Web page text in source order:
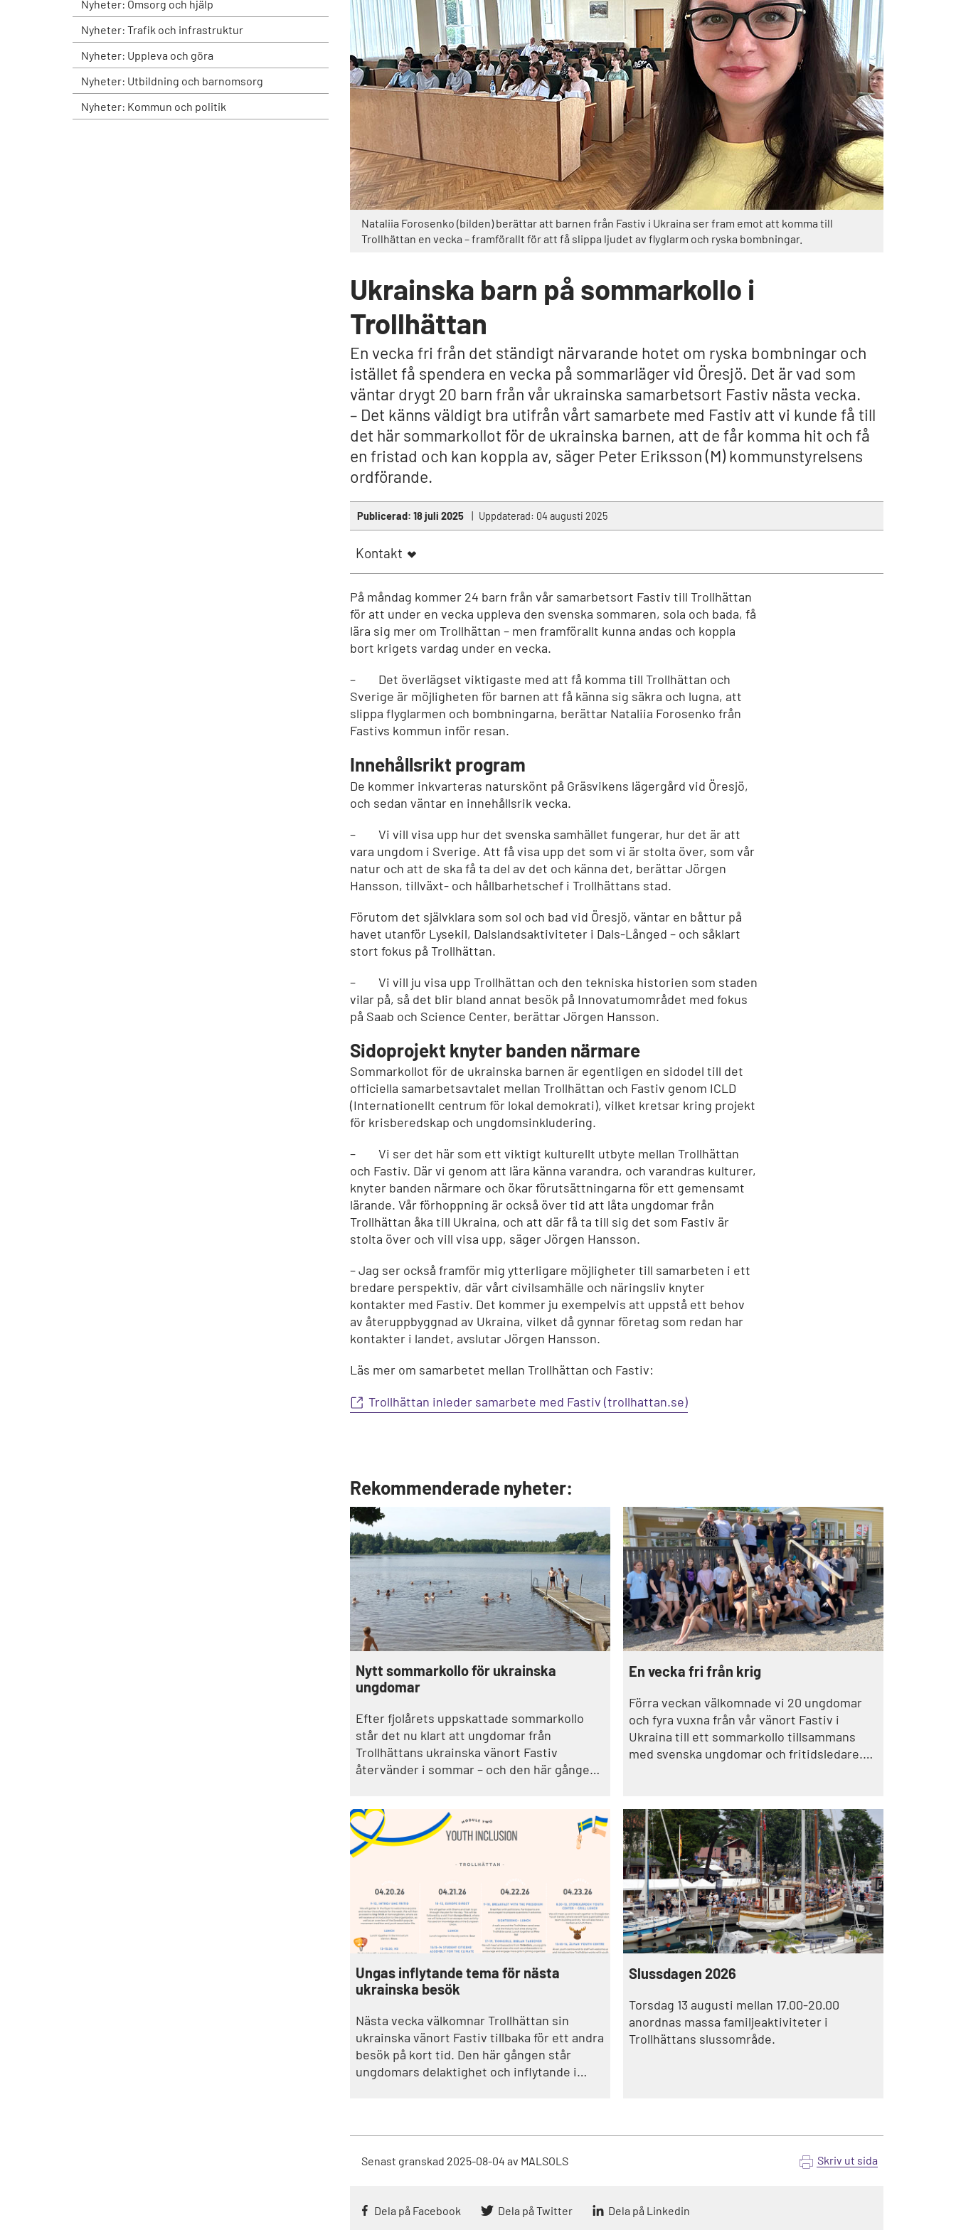
Nyheter: Omsorg och hjälp
Nyheter: Trafik och infrastruktur
Nyheter: Uppleva och göra
Nyheter: Utbildning och barnomsorg
Nyheter: Kommun och politik
Nataliia Forosenko (bilden) berättar att barnen från Fastiv i Ukraina ser fram emot att komma till
Trollhättan en vecka – framförallt för att få slippa ljudet av flyglarm och ryska bombningar.
Ukrainska barn på sommarkollo i
Trollhättan
En vecka fri från det ständigt närvarande hotet om ryska bombningar och
istället få spendera en vecka på sommarläger vid Öresjö. Det är vad som
väntar drygt 20 barn från vår ukrainska samarbetsort Fastiv nästa vecka.
– Det känns väldigt bra utifrån vårt samarbete med Fastiv att vi kunde få till
det här sommarkollot för de ukrainska barnen, att de får komma hit och få
en fristad och kan koppla av, säger Peter Eriksson (M) kommunstyrelsens
ordförande.
Publicerad: 18 juli 2025 Uppdaterad: 04 augusti 2025
Kontakt
På måndag kommer 24 barn från vår samarbetsort Fastiv till Trollhättan
för att under en vecka uppleva den svenska sommaren, sola och bada, få
lära sig mer om Trollhättan – men framförallt kunna andas och koppla
bort krigets vardag under en vecka.
– Det överlägset viktigaste med att få komma till Trollhättan och
Sverige är möjligheten för barnen att få känna sig säkra och lugna, att
slippa flyglarmen och bombningarna, berättar Nataliia Forosenko från
Fastivs kommun inför resan.
Innehållsrikt program
De kommer inkvarteras naturskönt på Gräsvikens lägergård vid Öresjö,
och sedan väntar en innehållsrik vecka.
– Vi vill visa upp hur det svenska samhället fungerar, hur det är att
vara ungdom i Sverige. Att få visa upp det som vi är stolta över, som vår
natur och att de ska få ta del av det och känna det, berättar Jörgen
Hansson, tillväxt- och hållbarhetschef i Trollhättans stad.
Förutom det självklara som sol och bad vid Öresjö, väntar en båttur på
havet utanför Lysekil, Dalslandsaktiviteter i Dals-Långed – och såklart
stort fokus på Trollhättan.
– Vi vill ju visa upp Trollhättan och den tekniska historien som staden
vilar på, så det blir bland annat besök på Innovatumområdet med fokus
på Saab och Science Center, berättar Jörgen Hansson.
Sidoprojekt knyter banden närmare
Sommarkollot för de ukrainska barnen är egentligen en sidodel till det
officiella samarbetsavtalet mellan Trollhättan och Fastiv genom ICLD
(Internationellt centrum för lokal demokrati), vilket kretsar kring projekt
för krisberedskap och ungdomsinkludering.
– Vi ser det här som ett viktigt kulturellt utbyte mellan Trollhättan
och Fastiv. Där vi genom att lära känna varandra, och varandras kulturer,
knyter banden närmare och ökar förutsättningarna för ett gemensamt
lärande. Vår förhoppning är också över tid att låta ungdomar från
Trollhättan åka till Ukraina, och att där få ta till sig det som Fastiv är
stolta över och vill visa upp, säger Jörgen Hansson.
– Jag ser också framför mig ytterligare möjligheter till samarbeten i ett
bredare perspektiv, där vårt civilsamhälle och näringsliv knyter
kontakter med Fastiv. Det kommer ju exempelvis att uppstå ett behov
av återuppbyggnad av Ukraina, vilket då gynnar företag som redan har
kontakter i landet, avslutar Jörgen Hansson.
Läs mer om samarbetet mellan Trollhättan och Fastiv:
Trollhättan inleder samarbete med Fastiv (trollhattan.se)
Rekommenderade nyheter:
Nytt sommarkollo för ukrainska
ungdomar
Efter fjolårets uppskattade sommarkollo
står det nu klart att ungdomar från
Trollhättans ukrainska vänort Fastiv
återvänder i sommar – och den här gången
ungdomarna från Ukraina en paus, en chans
att bara få vara.
En vecka fri från krig
Förra veckan välkomnade vi 20 ungdomar
och fyra vuxna från vår vänort Fastiv i
Ukraina till ett sommarkollo tillsammans
med svenska ungdomar och fritidsledare.–
framtidshopp, berättar Nathalie Persson,
projektsamordnare på Trollhättans stad.
Ungas inflytande tema för nästa
ukrainska besök
Nästa vecka välkomnar Trollhättan sin
ukrainska vänort Fastiv tillbaka för ett andra
besök på kort tid. Den här gången står
ungdomars delaktighet och inflytande i
ungdomarna kan vara med och påverka,
säger Shams Faraj, hållbarhetsstrateg i
Slussdagen 2026
Torsdag 13 augusti mellan 17.00-20.00
anordnas massa familjeaktiviteter i
Trollhättans slussområde.
Senast granskad 2025-08-04 av MALSOLS Skriv ut sida
Dela på Facebook Dela på Twitter Dela på Linkedin